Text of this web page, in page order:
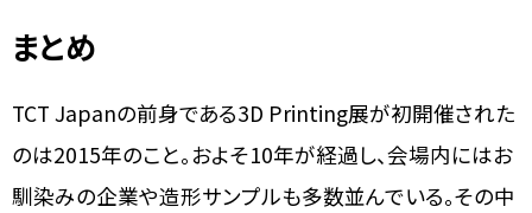
まとめ
TCT Japanの前身である3D Printing展が初開催された
のは2015年のこと。およそ10年が経過し、会場内にはお
馴染みの企業や造形サンプルも多数並んでいる。その中